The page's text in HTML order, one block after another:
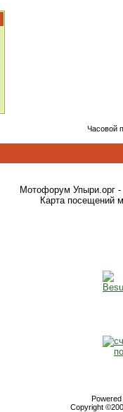
Часовой
Мотофорум Упыри.орг -
Карта посещений
Copyright